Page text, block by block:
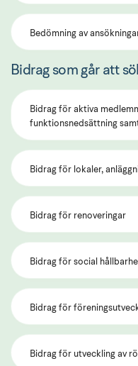
Bedömning av
Bidrag som går att
Bidrag för aktiva
funktionsnedsättning
Bidrag för lokaler,
Bidrag för renoveringar
Bidrag för social
Bidrag för
Bidrag för utveckling av